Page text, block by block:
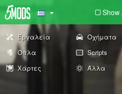
Show
Εργαλεία Οχήματα
Όπλα
Scripts
Χάρτες
Άλλα